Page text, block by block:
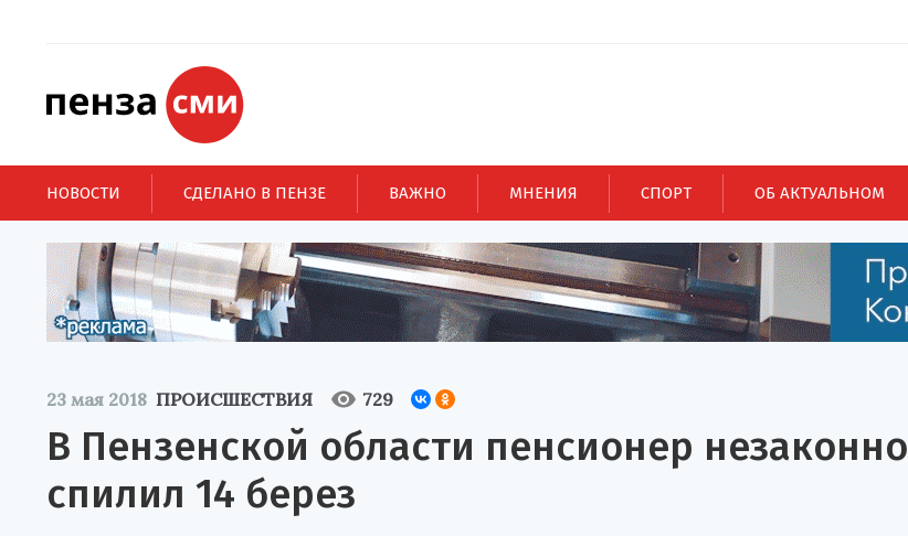
НОВОСТИ СДЕЛАНО В ПЕНЗЕ ВАЖНО МНЕНИЯ СПОРТ ОБ АКТУАЛЬНОМ
23 мая 2018 ПРОИСШЕСТВИЯ 729
В Пензенской области пенсионер незаконно
спилил 14 берез